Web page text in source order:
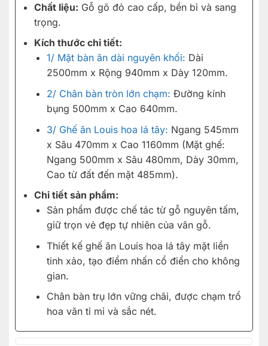
Chất liệu: Gỗ gõ đỏ cao cấp, bền bỉ và sang
trọng.
Kích thước chi tiết:
1/ Mặt bàn ăn dài nguyên khối: Dài
2500mm x Rộng 940mm x Dày 120mm.
2/ Chân bàn tròn lớn chạm: Đường kính
bụng 500mm x Cao 640mm.
3/ Ghế ăn Louis hoa lá tây: Ngang 545mm
x Sâu 470mm x Cao 1160mm (Mặt ghế:
Ngang 500mm x Sâu 480mm, Dày 30mm,
Cao từ đất đến mặt 485mm).
Chi tiết sản phẩm:
Sản phẩm được chế tác từ gỗ nguyên tấm,
giữ trọn vẻ đẹp tự nhiên của vân gỗ.
Thiết kế ghế ăn Louis hoa lá tây mặt liền
tinh xảo, tạo điểm nhấn cổ điển cho không
gian.
Chân bàn trụ lớn vững chãi, được chạm trổ
hoa văn tỉ mỉ và sắc nét.